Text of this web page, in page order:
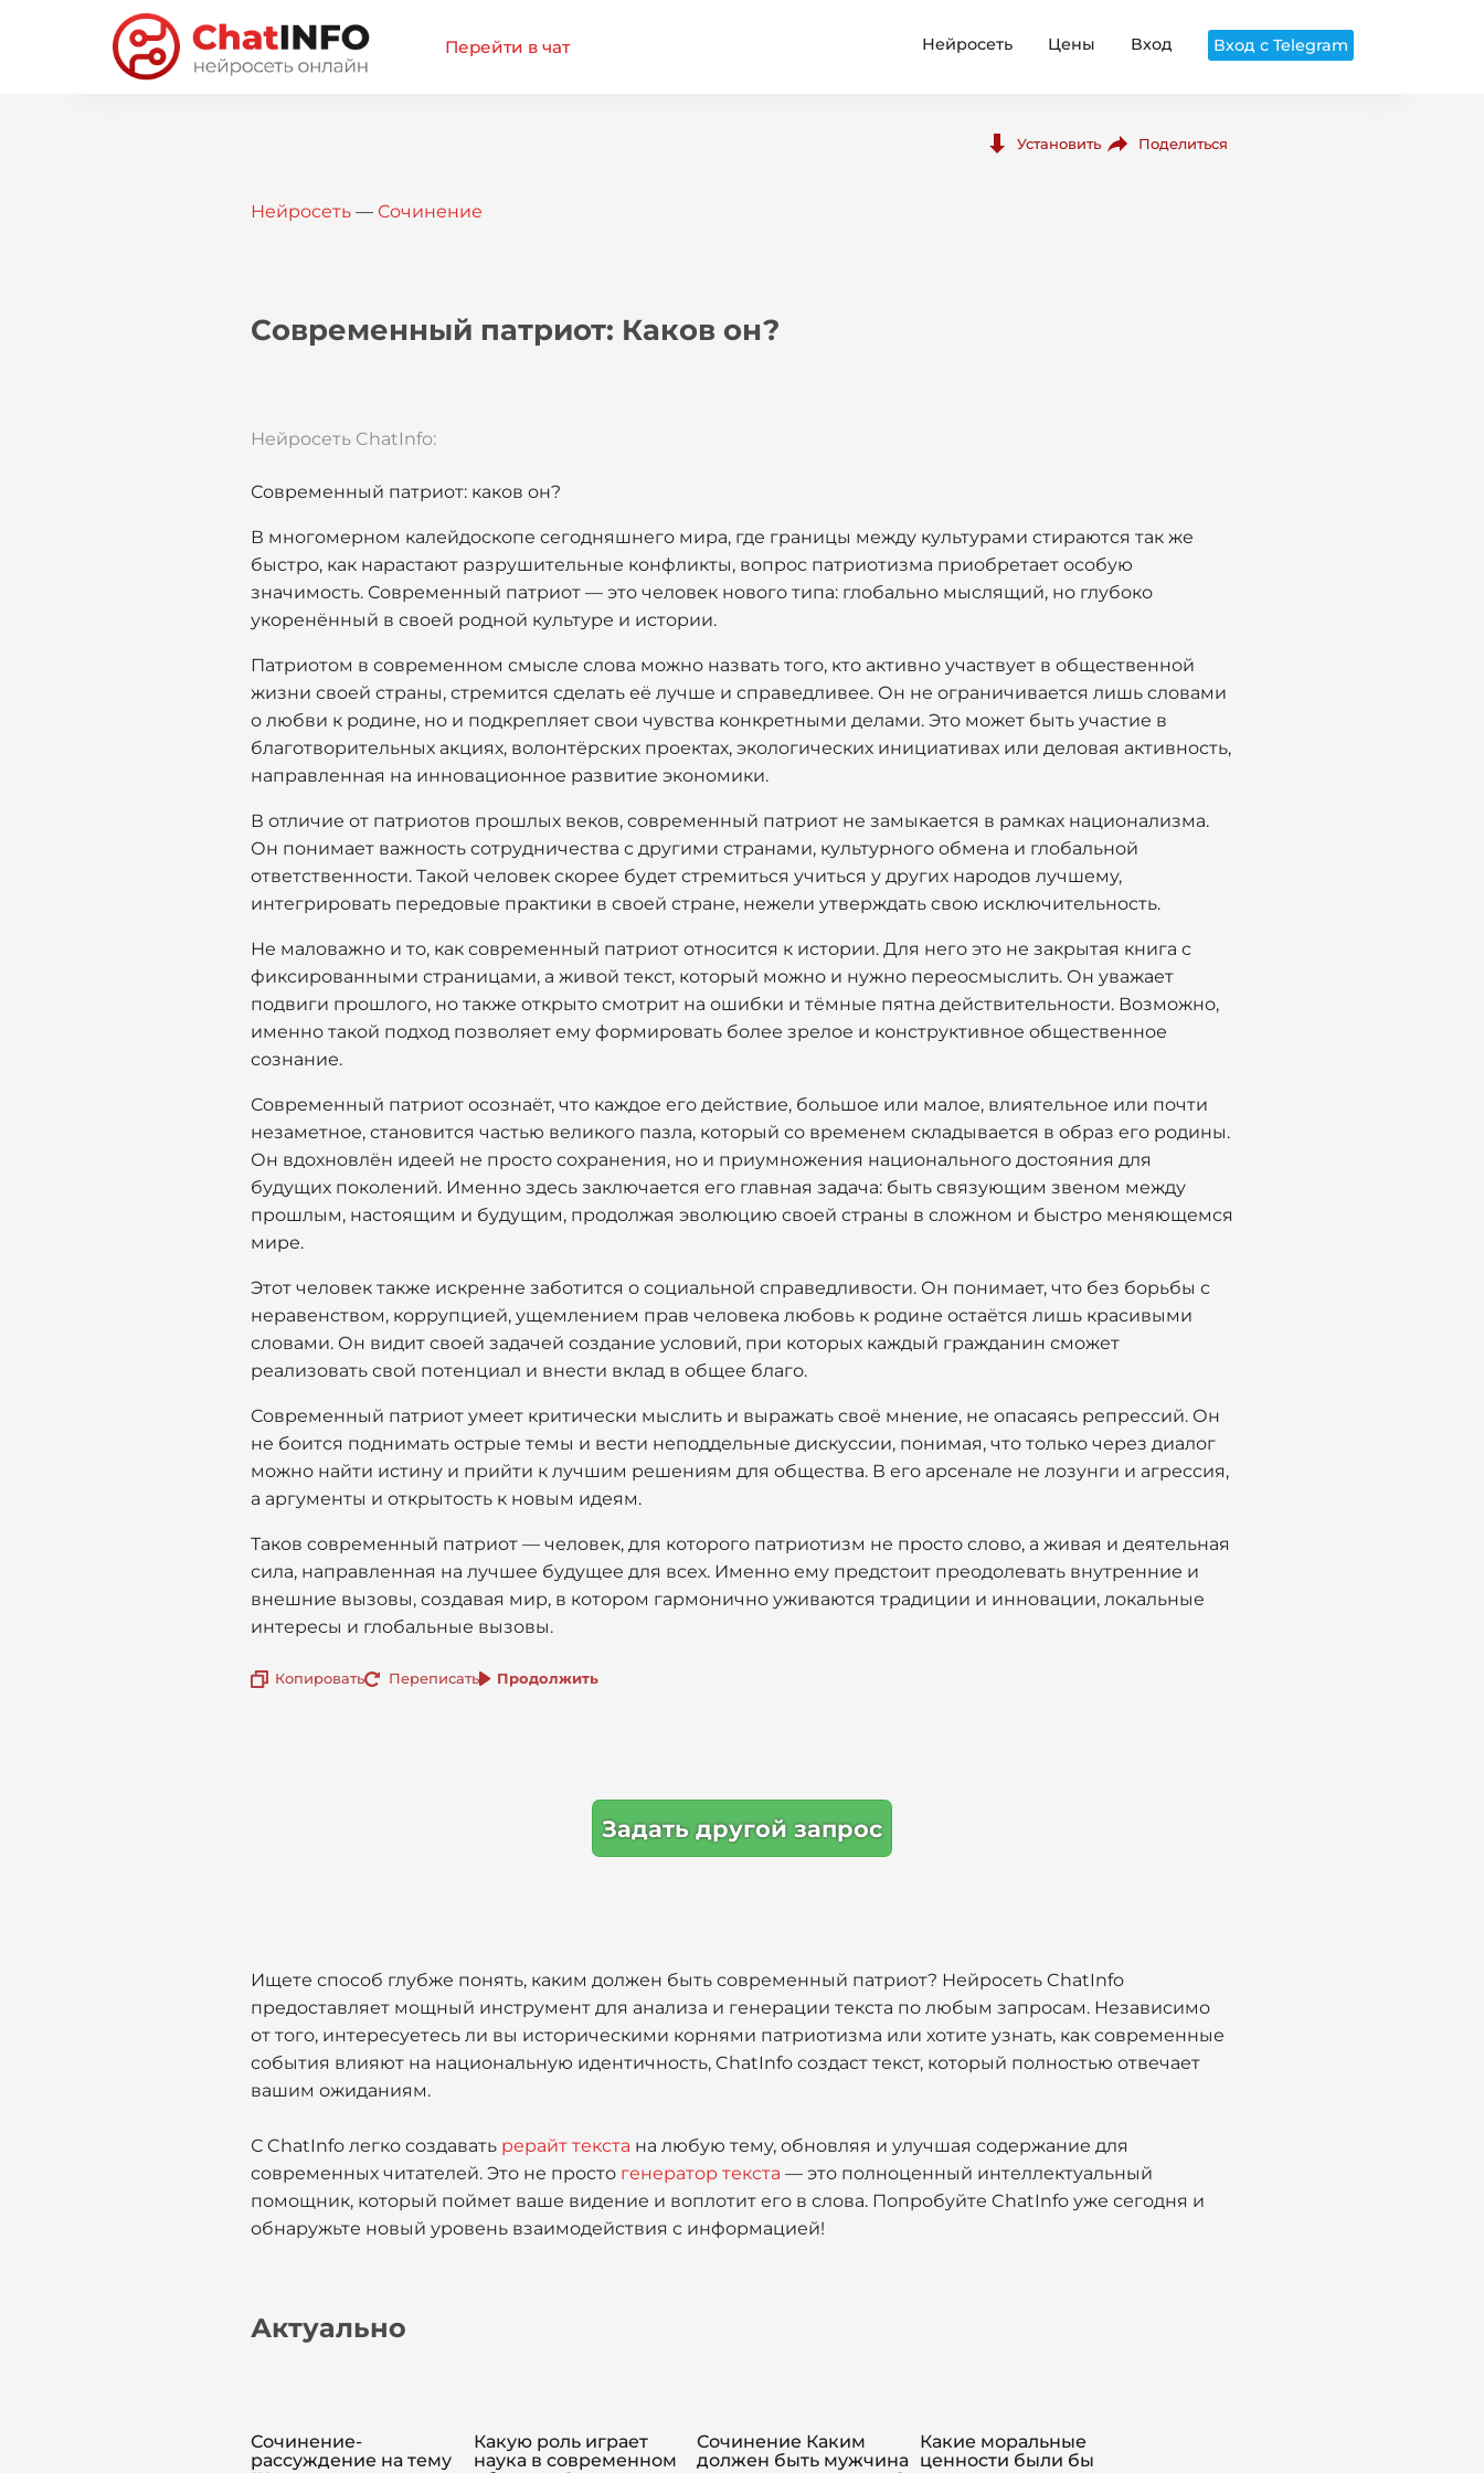
Перейти в чат Нейросеть Цены Вход Вход с Telegram
Установить Поделиться
Нейросеть — Сочинение
Современный патриот: Каков он?
Нейросеть ChatInfo:
Современный патриот: каков он?
В многомерном калейдоскопе сегодняшнего мира, где границы между культурами стираются так же
быстро, как нарастают разрушительные конфликты, вопрос патриотизма приобретает особую
значимость. Современный патриот — это человек нового типа: глобально мыслящий, но глубоко
укоренённый в своей родной культуре и истории.
Патриотом в современном смысле слова можно назвать того, кто активно участвует в общественной
жизни своей страны, стремится сделать её лучше и справедливее. Он не ограничивается лишь словами
о любви к родине, но и подкрепляет свои чувства конкретными делами. Это может быть участие в
благотворительных акциях, волонтёрских проектах, экологических инициативах или деловая активность,
направленная на инновационное развитие экономики.
В отличие от патриотов прошлых веков, современный патриот не замыкается в рамках национализма.
Он понимает важность сотрудничества с другими странами, культурного обмена и глобальной
ответственности. Такой человек скорее будет стремиться учиться у других народов лучшему,
интегрировать передовые практики в своей стране, нежели утверждать свою исключительность.
Не маловажно и то, как современный патриот относится к истории. Для него это не закрытая книга с
фиксированными страницами, а живой текст, который можно и нужно переосмыслить. Он уважает
подвиги прошлого, но также открыто смотрит на ошибки и тёмные пятна действительности. Возможно,
именно такой подход позволяет ему формировать более зрелое и конструктивное общественное
сознание.
Современный патриот осознаёт, что каждое его действие, большое или малое, влиятельное или почти
незаметное, становится частью великого пазла, который со временем складывается в образ его родины.
Он вдохновлён идеей не просто сохранения, но и приумножения национального достояния для
будущих поколений. Именно здесь заключается его главная задача: быть связующим звеном между
прошлым, настоящим и будущим, продолжая эволюцию своей страны в сложном и быстро меняющемся
мире.
Этот человек также искренне заботится о социальной справедливости. Он понимает, что без борьбы с
неравенством, коррупцией, ущемлением прав человека любовь к родине остаётся лишь красивыми
словами. Он видит своей задачей создание условий, при которых каждый гражданин сможет
реализовать свой потенциал и внести вклад в общее благо.
Современный патриот умеет критически мыслить и выражать своё мнение, не опасаясь репрессий. Он
не боится поднимать острые темы и вести неподдельные дискуссии, понимая, что только через диалог
можно найти истину и прийти к лучшим решениям для общества. В его арсенале не лозунги и агрессия,
а аргументы и открытость к новым идеям.
Таков современный патриот — человек, для которого патриотизм не просто слово, а живая и деятельная
сила, направленная на лучшее будущее для всех. Именно ему предстоит преодолевать внутренние и
внешние вызовы, создавая мир, в котором гармонично уживаются традиции и инновации, локальные
интересы и глобальные вызовы.
Копировать Переписать Продолжить
Задать другой запрос
Ищете способ глубже понять, каким должен быть современный патриот? Нейросеть ChatInfo
предоставляет мощный инструмент для анализа и генерации текста по любым запросам. Независимо
от того, интересуетесь ли вы историческими корнями патриотизма или хотите узнать, как современные
события влияют на национальную идентичность, ChatInfo создаст текст, который полностью отвечает
вашим ожиданиям.
С ChatInfo легко создавать рерайт текста на любую тему, обновляя и улучшая содержание для
современных читателей. Это не просто генератор текста — это полноценный интеллектуальный
помощник, который поймет ваше видение и воплотит его в слова. Попробуйте ChatInfo уже сегодня и
обнаружьте новый уровень взаимодействия с информацией!
Актуально
Сочинение-
рассуждение на тему
Какую роль играет
наука в современном
Сочинение Каким
должен быть мужчина
Какие моральные
ценности были бы